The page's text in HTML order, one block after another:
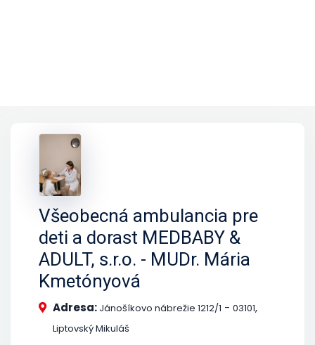
Všeobecná ambulancia pre
deti a dorast MEDBABY &
ADULT, s.r.o. - MUDr. Mária
Kmetónyová
Adresa: Jánošíkovo nábrežie 1212/1 - 03101,
Liptovský Mikuláš